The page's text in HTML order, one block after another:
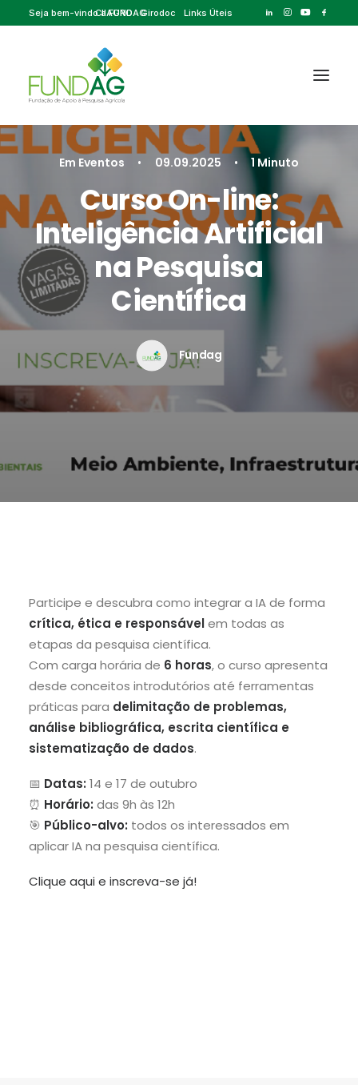
Seja bem-vindo a FUNDAG
CIIAGRO Girodoc Links Úteis
Em Eventos • 09.09.2025 • 1 Minuto
Curso On-line:
Inteligência Artificial
na Pesquisa
Científica
Fundag
Participe e descubra como integrar a IA de forma
crítica, ética e responsávelem todas as
etapas da pesquisa científica.
Com carga horária de 6 horas, o curso apresenta
desde conceitos introdutórios até ferramentas
práticas para delimitação de problemas,
análise bibliográfica, escrita científica e
sistematização de dados.
📅 Datas: 14 e 17 de outubro
⏰ Horário: das 9h às 12h
🎯 Público-alvo: todos os interessados em
aplicar IA na pesquisa científica.
Clique aqui e inscreva-se já!